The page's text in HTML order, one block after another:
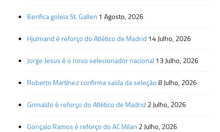
Benfica goleia St. Gallen 1 Agosto, 2026
Hjulmand é reforço do Atlético de Madrid 14 Julho, 2026
Jorge Jesus é o novo selecionador nacional 13 Julho, 2026
Roberto Martínez confirma saída da seleção 8 Julho, 2026
Grimaldo é reforço do Atlético de Madrid 2 Julho, 2026
Gonçalo Ramos é reforço do AC Milan 2 Julho, 2026